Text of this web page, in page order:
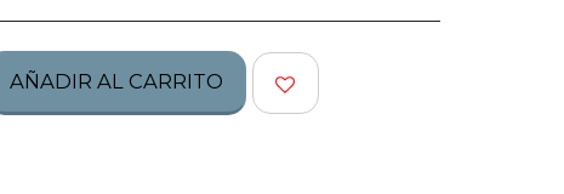
AÑADIR AL CARRITO